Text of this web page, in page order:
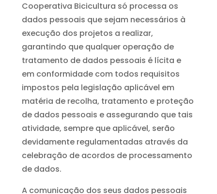
Cooperativa Bicicultura só processa os
dados pessoais que sejam necessários à
execução dos projetos a realizar,
garantindo que qualquer operação de
tratamento de dados pessoais é lícita e
em conformidade com todos requisitos
impostos pela legislação aplicável em
matéria de recolha, tratamento e proteção
de dados pessoais e assegurando que tais
atividade, sempre que aplicável, serão
devidamente regulamentadas através da
celebração de acordos de processamento
de dados.
A comunicação dos seus dados pessoais